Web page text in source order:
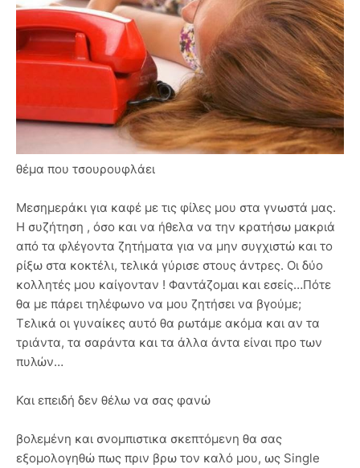
θέμα που τσουρουφλάει
Μεσημεράκι για καφέ με τις φίλες μου στα γνωστά μας.
H συζήτηση , όσο και να ήθελα να την κρατήσω μακριά
από τα φλέγοντα ζητήματα για να μην συγχιστώ και το
ρίξω στα κοκτέλι, τελικά γύρισε στους άντρες. Οι δύο
κολλητές μου καίγονταν ! Φαντάζομαι και εσείς…Πότε
θα με πάρει τηλέφωνο να μου ζητήσει να βγούμε;
Τελικά οι γυναίκες αυτό θα ρωτάμε ακόμα και αν τα
τριάντα, τα σαράντα και τα άλλα άντα είναι προ των
πυλών…
Και επειδή δεν θέλω να σας φανώ
βολεμένη και σνομπιστικα σκεπτόμενη θα σας
εξομολογηθώ πως πριν βρω τον καλό μου, ως Single